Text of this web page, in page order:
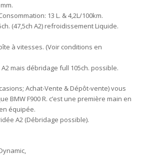
13 L. & 4,2L/100km.
(47,5ch A2) refroidissement Liquide.
à vitesses. (Voir conditions en
A2 mais débridage full 105ch. possible.
Achat-Vente & Dépôt-vente) vous
BMW F900 R. c’est une première main en
équipée.
A2 (Débridage possible).